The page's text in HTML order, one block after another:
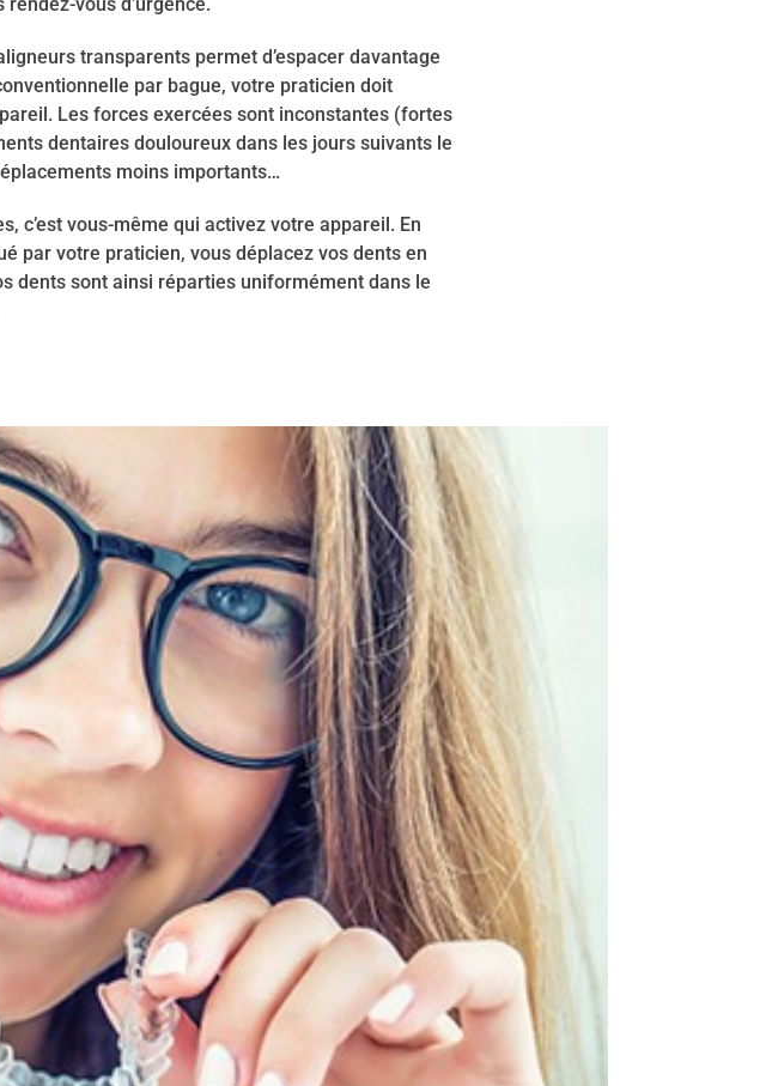
vous d’urgence.
transparents permet d’espacer davantage
par bague, votre praticien doit
Les forces exercées sont inconstantes (fortes
dentaires douloureux dans les jours suivants le
moins importants…
c’est vous-même qui activez votre appareil. En
par votre praticien, vous déplacez vos dents en
dents sont ainsi réparties uniformément dans le